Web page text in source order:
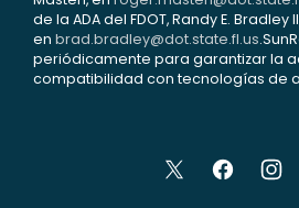
de la ADA del FDOT, Randy E. Bradley II,
en brad.bradley@dot.state.fl.us
periódicamente para garantizar la
compatibilidad con tecnologías de